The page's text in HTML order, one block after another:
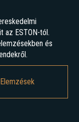
az ESTON-tól.
és
Elemzések